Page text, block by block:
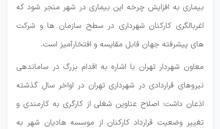
بیماری به افزایش چرخه این بیماری در شهر منجر شود که
اغربالگری کارکنان شهرداری در سطح سازمان ها و شرکت
های پیشرفته جهان قابل مقایسه و افتخارآمیز است.
معاون شهردار تهران با اشاره به اقدام بزرگ در ساماندهی
نیروهای قراردادی در شهرداری تهران در اواخر سال گذشته
اذعان داشت: اصلاح عناوین شغلی از کارگری به کارمندی و
تغییر وضعیت قرارداد کارکنان از موسسه هادیان شهر به